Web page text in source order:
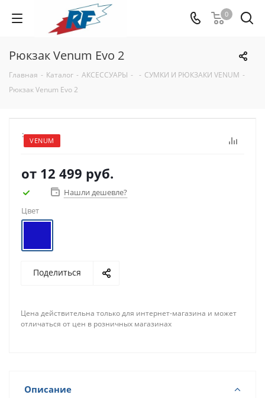
0
Рюкзак Venum Evo 2
Главная - Каталог - АКСЕССУАРЫ - - СУМКИ И РЮКЗАКИ VENUM -
Рюкзак Venum Evo 2
VENUM
:
от 12 499 руб.
Нашли дешевле?
Цвет
Поделиться
Цена действительна только для интернет-магазина и может
отличаться от цен в розничных магазинах
Описание